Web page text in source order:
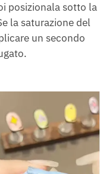
posizionala sotto la
la saturazione del
un secondo